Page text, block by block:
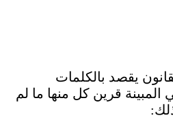
يقصد بالكلمات
المبينة قرين كل منها ما لم